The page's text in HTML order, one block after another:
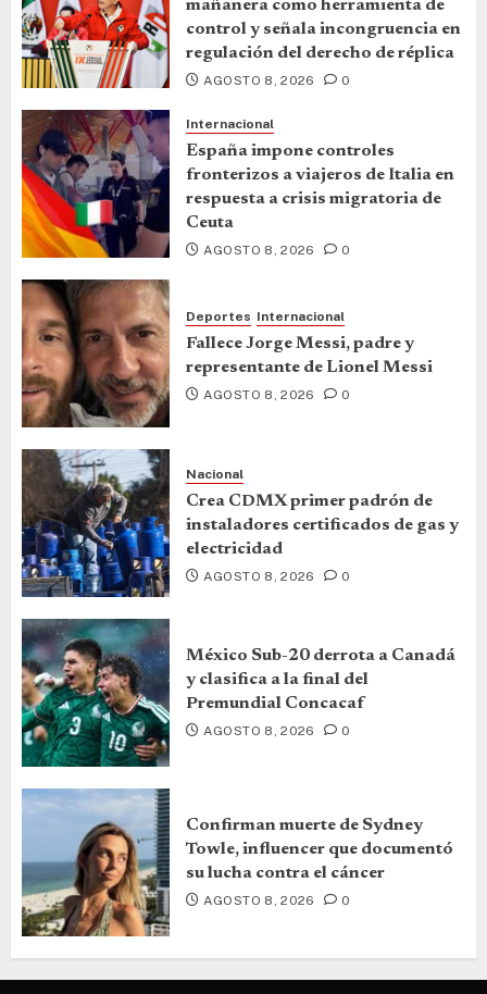
mañanera como herramienta de
control y señala incongruencia en
regulación del derecho de réplica
AGOSTO 8, 2026 0
Internacional
España impone controles
fronterizos a viajeros de Italia en
respuesta a crisis migratoria de
Ceuta
AGOSTO 8, 2026 0
Deportes Internacional
Fallece Jorge Messi, padre y
representante de Lionel Messi
AGOSTO 8, 2026 0
Nacional
Crea CDMX primer padrón de
instaladores certificados de gas y
electricidad
AGOSTO 8, 2026 0
México Sub-20 derrota a Canadá
y clasifica a la final del
Premundial Concacaf
AGOSTO 8, 2026 0
Confirman muerte de Sydney
Towle, influencer que documentó
su lucha contra el cáncer
AGOSTO 8, 2026 0